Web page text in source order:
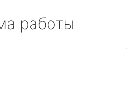
работы